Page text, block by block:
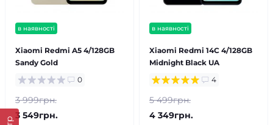
в наявності
Xiaomi Redmi A5 4/128GB
Sandy Gold
0
3 999грн.
3 549грн.
в наявності
Xiaomi Redmi 14C 4/128GB
Midnight Black UA
4
5 499грн.
4 349грн.